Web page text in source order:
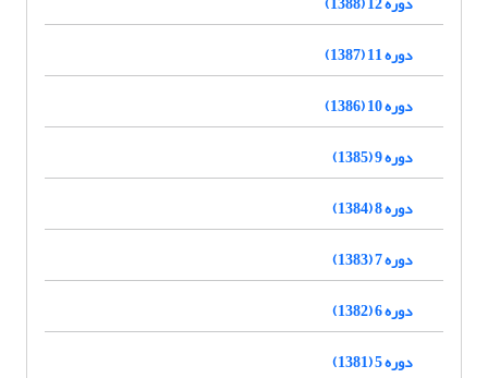
دوره 11 (1387)
دوره 10 (1386)
دوره 9 (1385)
دوره 8 (1384)
دوره 7 (1383)
دوره 6 (1382)
دوره 5 (1381)